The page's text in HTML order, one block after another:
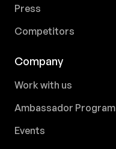
Press
Competitors
Company
Work with us
Ambassador Program
Events